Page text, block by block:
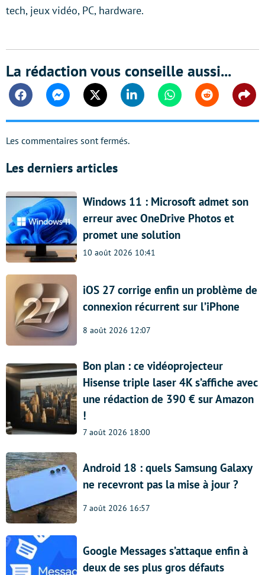
tech, jeux vidéo, PC, hardware.
La rédaction vous conseille aussi...
FacebookMessengerTwitter Linkedin WhatsappReddit
Les commentaires sont fermés.
Les derniers articles
Windows 11 : Microsoft admet son
erreur avec OneDrive Photos et
promet une solution
10 août 2026 10:41
iOS 27 corrige enfin un problème de
connexion récurrent sur l’iPhone
8 août 2026 12:07
Bon plan : ce vidéoprojecteur
Hisense triple laser 4K s’affiche avec
une rédaction de 390 € sur Amazon
!
7 août 2026 18:00
Android 18 : quels Samsung Galaxy
ne recevront pas la mise à jour ?
7 août 2026 16:57
Google Messages s’attaque enfin à
deux de ses plus gros défauts